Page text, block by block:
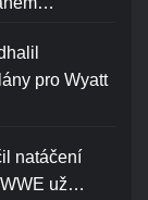
pro Wyatt
natáčení
už…